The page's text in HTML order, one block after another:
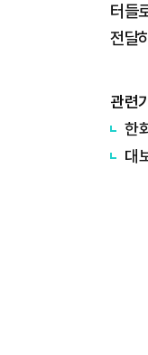
터들
전달
관련
한
대